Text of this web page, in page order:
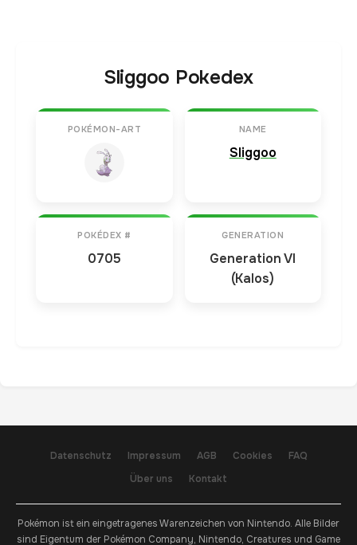
Sliggoo Pokedex
POKÉMON-ART NAME
Sliggoo
POKÉDEX #
0705
GENERATION
Generation VI
(Kalos)
Datenschutz Impressum AGB Cookies
FAQ
Über uns
Kontakt
Pokémon ist ein eingetragenes Warenzeichen von Nintendo. Alle Bilder
sind Eigentum der Pokémon Company, Nintendo, Creatures und Game